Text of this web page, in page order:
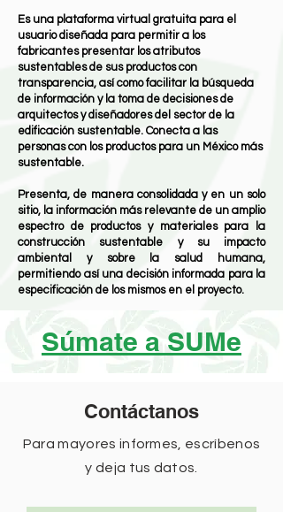
Es una plataforma virtual gratuita para el
usuario diseñada para permitir a los
fabricantes presentar los atributos
sustentables de sus productos con
transparencia, así como facilitar la búsqueda
de información y la toma de decisiones de
arquitectos y diseñadores del sector de la
edificación sustentable. Conecta a las
personas con los productos para un México más
sustentable.
Presenta, de manera consolidada y en un solo
sitio, la información más relevante de un amplio
espectro de productos y materiales para la
construcción sustentable y su impacto
ambiental y sobre la salud humana,
permitiendo así una decisión informada para la
especificación de los mismos en el proyecto.
Súmate a SUMe
Contáctanos
Para mayores informes, escríbenos
y deja tus datos.